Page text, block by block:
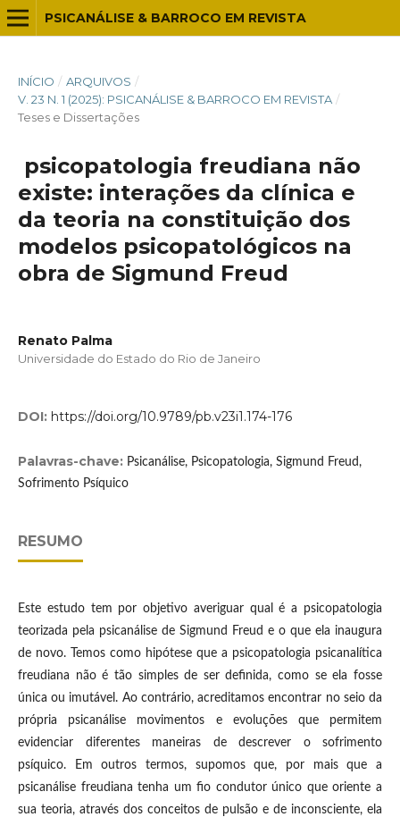
PSICANÁLISE & BARROCO EM REVISTA
INÍCIO / ARQUIVOS /
V. 23 N. 1 (2025): PSICANÁLISE & BARROCO EM REVISTA /
Teses e Dissertações
Ⱥ psicopatologia freudiana não
existe: interações da clínica e
da teoria na constituição dos
modelos psicopatológicos na
obra de Sigmund Freud
Renato Palma
Universidade do Estado do Rio de Janeiro
DOI: https://doi.org/10.9789/pb.v23i1.174-176
Palavras-chave: Psicanálise, Psicopatologia, Sigmund Freud,
Sofrimento Psíquico
RESUMO
Este estudo tem por objetivo averiguar qual é a psicopatologia
teorizada pela psicanálise de Sigmund Freud e o que ela inaugura
de novo. Temos como hipótese que a psicopatologia psicanalítica
freudiana não é tão simples de ser definida, como se ela fosse
única ou imutável. Ao contrário, acreditamos encontrar no seio da
própria psicanálise movimentos e evoluções que permitem
evidenciar diferentes maneiras de descrever o sofrimento
psíquico. Em outros termos, supomos que, por mais que a
psicanálise freudiana tenha um fio condutor único que oriente a
sua teoria, através dos conceitos de pulsão e de inconsciente, ela